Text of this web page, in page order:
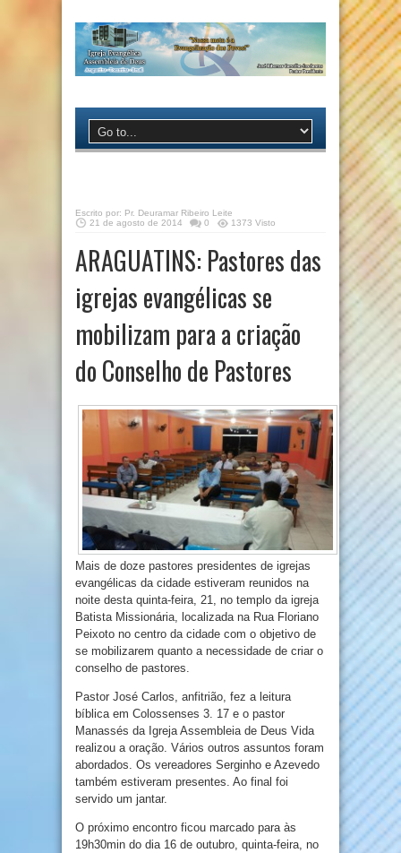
Escrito por: Pr. Deuramar Ribeiro Leite
21 de agosto de 2014
0 1373 Visto
ARAGUATINS: Pastores das
igrejas evangélicas se
mobilizam para a criação
do Conselho de Pastores
Mais de doze pastores presidentes de igrejas
evangélicas da cidade estiveram reunidos na
noite desta quinta-feira, 21, no templo da igreja
Batista Missionária, localizada na Rua Floriano
Peixoto no centro da cidade com o objetivo de
se mobilizarem quanto a necessidade de criar o
conselho de pastores.
Pastor José Carlos, anfitrião, fez a leitura
bíblica em Colossenses 3. 17 e o pastor
Manassés da Igreja Assembleia de Deus Vida
realizou a oração. Vários outros assuntos foram
abordados. Os vereadores Serginho e Azevedo
também estiveram presentes. Ao final foi
servido um jantar.
O próximo encontro ficou marcado para às
19h30min do dia 16 de outubro, quinta-feira, no